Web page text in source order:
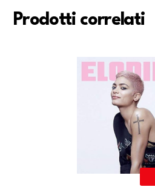
Prodotti correlati